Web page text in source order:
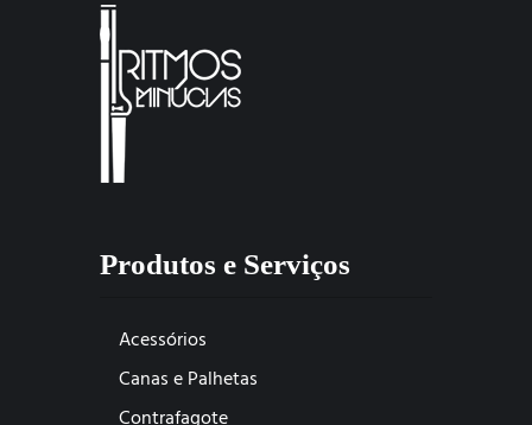
Produtos e Serviços
Acessórios
Canas e Palhetas